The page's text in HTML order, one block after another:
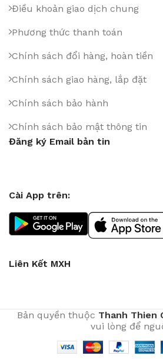
Điều khoản giao dịch chung
Phương thức thanh toán
Chính sách đổi hàng, hoàn tiền
Chính sách giao hàng, lắp đặt
Chính sách bảo hành
Chính sách bảo mật thông tin
Đăng ký Email bản tin
Cài App trên:
Liên Kết MXH
Bản quyền thuộc Thanh Thien
vui lòng để